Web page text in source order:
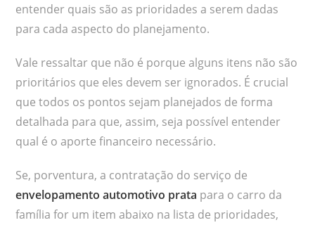
entender quais são as prioridades a serem dadas
para cada aspecto do planejamento.
Vale ressaltar que não é porque alguns itens não são
prioritários que eles devem ser ignorados. É crucial
que todos os pontos sejam planejados de forma
detalhada para que, assim, seja possível entender
qual é o aporte financeiro necessário.
Se, porventura, a contratação do serviço de
envelopamento automotivo prata para o carro da
família for um item abaixo na lista de prioridades,